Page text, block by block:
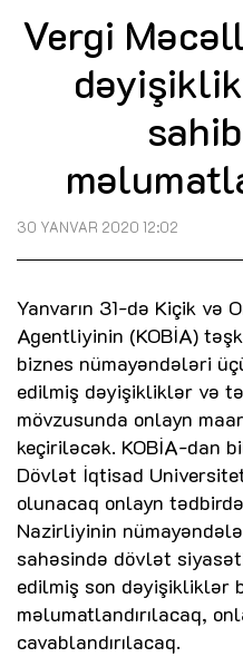
Vergi
30 YANVAR 2020 12:02
Yanvarın 31-də Kiçik və
Agentliyinin (KOBİA)
biznes nümayəndələri
edilmiş dəyişikliklər və
mövzusunda onlayn
keçiriləcək. KOBİA-dan
Dövlət İqtisad
olunacaq onlayn
Nazirliyinin
sahəsində dövlət
edilmiş son dəyişikliklər
məlumatlandırılacaq,
cavablandırılacaq.